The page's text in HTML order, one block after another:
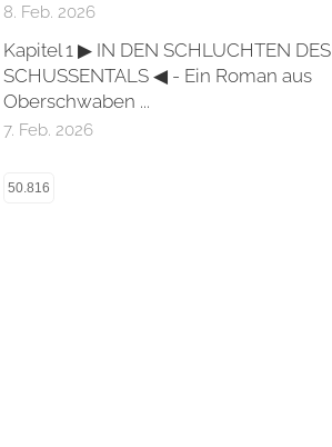
8. Feb. 2026
Kapitel 1 ▶ IN DEN SCHLUCHTEN DES
SCHUSSENTALS ◀ - Ein Roman aus
Oberschwaben ...
7. Feb. 2026
50.816